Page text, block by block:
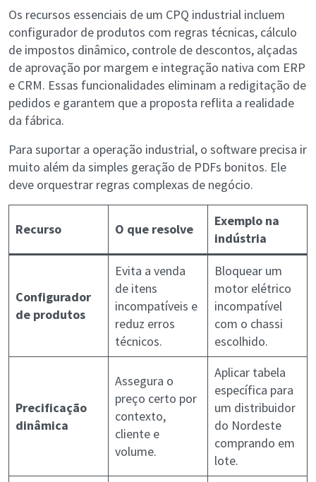
Os recursos essenciais de um CPQ industrial incluem
configurador de produtos com regras técnicas, cálculo
de impostos dinâmico, controle de descontos, alçadas
de aprovação por margem e integração nativa com ERP
e CRM. Essas funcionalidades eliminam a redigitação de
pedidos e garantem que a proposta reflita a realidade
da fábrica.
Para suportar a operação industrial, o software precisa ir
muito além da simples geração de PDFs bonitos. Ele
deve orquestrar regras complexas de negócio.
Recurso O que resolve
Exemplo na
indústria
Configurador
de produtos
Evita a venda
de itens
incompatíveis e
reduz erros
técnicos.
Bloquear um
motor elétrico
incompatível
com o chassi
escolhido.
Precificação
dinâmica
Assegura o
preço certo por
contexto,
cliente e
volume.
Aplicar tabela
específica para
um distribuidor
do Nordeste
comprando em
lote.